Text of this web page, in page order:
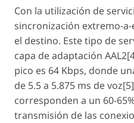
Con la utilización de
sincronización extremo-
el destino. Este tipo de
capa de adaptación
pico es 64 Kbps, donde
de 5.5 a 5.875 ms de
corresponden a un 60-
transmisión de las